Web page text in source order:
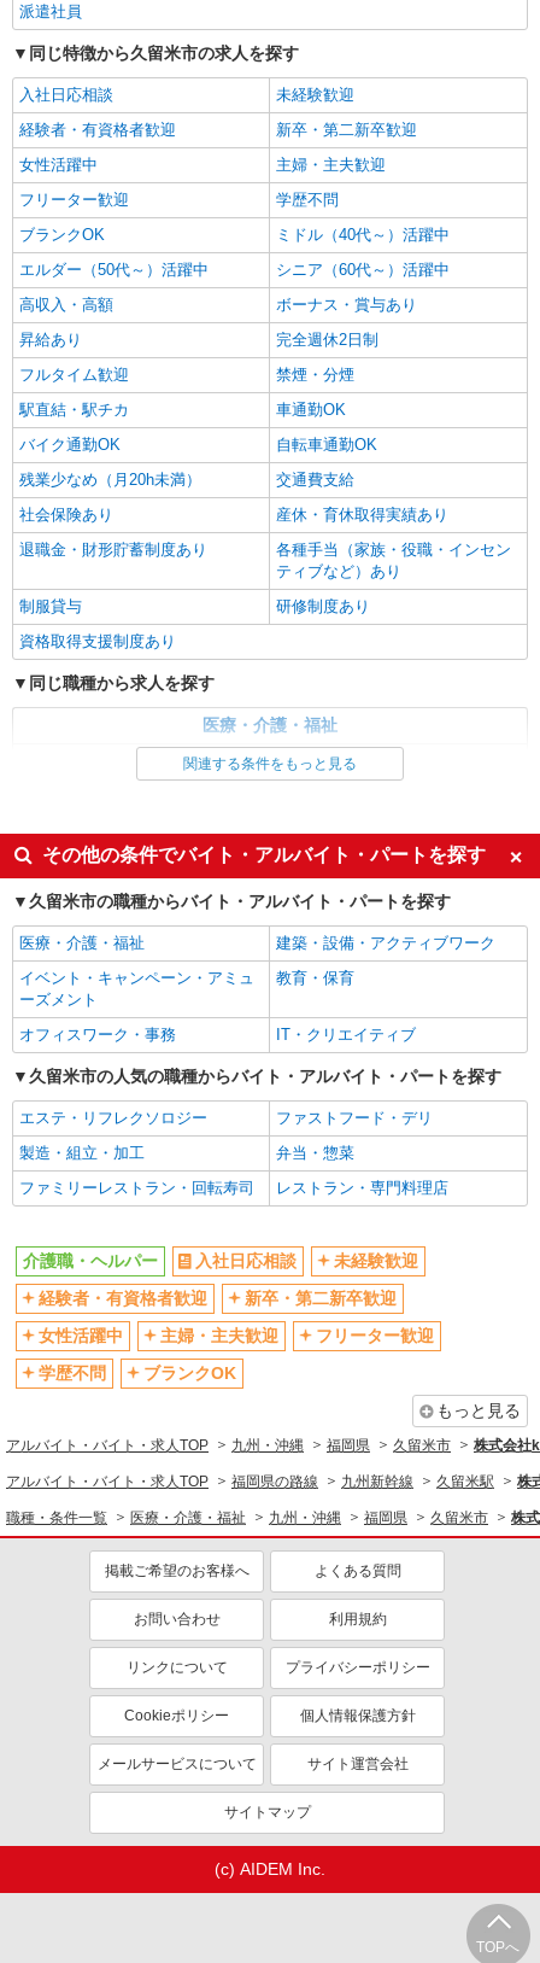
給与幅は経験・能力による ★週払いOK（規定あ
り）
ど、お好きな勤務地をお選び下さい！！
キープ
派遣社員
株式会社kotrio /●FK-H-2068902
久留米市の小さいデイサービス★残業なし♪日
勤のみ◎夜はおうち時間
時給1450円〜2062円 ＜日払い有/週払い有/交
通費全支給(ガソリン代含む)＞
最寄り駅：西鉄久留米
詳細を見る
派遣社員
同じ特徴から久留米市の求人を探す
入社日応相談
未経験歓迎
経験者・有資格者歓迎
新卒・第二新卒歓迎
女性活躍中
主婦・主夫歓迎
フリーター歓迎
学歴不問
ブランクOK
ミドル（40代～）活躍中
エルダー（50代～）活躍中
シニア（60代～）活躍中
高収入・高額
ボーナス・賞与あり
昇給あり
完全週休2日制
フルタイム歓迎
禁煙・分煙
駅直結・駅チカ
車通勤OK
バイク通勤OK
自転車通勤OK
残業少なめ（月20h未満）
交通費支給
社会保険あり
産休・育休取得実績あり
退職金・財形貯蓄制度あり
各種手当（家族・役職・インセン
ティブなど）あり
制服貸与
研修制度あり
資格取得支援制度あり
同じ職種から求人を探す
医療・介護・福祉
未経験歓迎
ミドル（40代～）活躍中
ボーナス・賞与あり
車通勤OK
交通費支給
社会保険あり
産休・育休取得実績あり
関連する条件をもっと見る
その他の条件でバイト・アルバイト・パートを探す
久留米市の職種からバイト・アルバイト・パートを探す
医療・介護・福祉
建築・設備・アクティブワーク
イベント・キャンペーン・アミュ
ーズメント
教育・保育
オフィスワーク・事務 IT・クリエイティブ
久留米市の人気の職種からバイト・アルバイト・パートを探す
エステ・リフレクソロジー
ファストフード・デリ
製造・組立・加工
弁当・惣菜
ファミリーレストラン・回転寿司
レストラン・専門料理店
TOPへ
介護職・ヘルパー 入社日応相談
未経験歓迎
経験者・有資格者歓迎
新卒・第二新卒歓迎
女性活躍中
主婦・主夫歓迎
フリーター歓迎
学歴不問
ブランクOK
もっと見る
アルバイト・バイト・求人TOP 九州・沖縄 福岡県 久留米市 株式会社
アルバイト・バイト・求人TOP 福岡県の路線 九州新幹線 久留米駅 株
職種・条件一覧 医療・介護・福祉 九州・沖縄 福岡県 久留米市 株
掲載ご希望のお客様へ よくある質問
お問い合わせ 利用規約
リンクについて プライバシーポリシー
Cookieポリシー 個人情報保護方針
メールサービスについて サイト運営会社
サイトマップ
(c) AIDEM Inc.